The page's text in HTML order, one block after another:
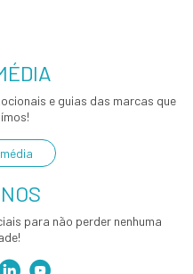
e guias das marcas que
para não perder nenhuma